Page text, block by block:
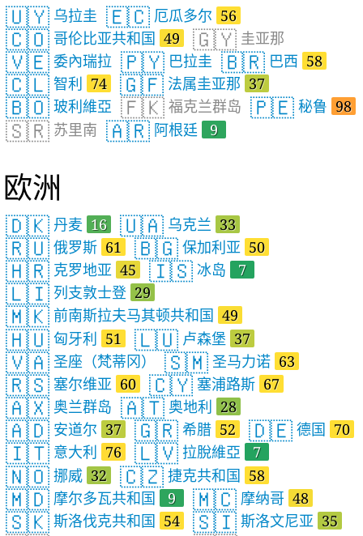
🇺🇾 乌拉圭 🇪🇨 厄瓜多尔 56
🇨🇴 哥伦比亚共和国 49 🇬🇾 圭亚那
🇻🇪 委內瑞拉 🇵🇾 巴拉圭 🇧🇷 巴西 58
🇨🇱 智利 74 🇬🇫 法属圭亚那 37
🇧🇴 玻利維亞 🇫🇰 福克兰群岛 🇵🇪 秘鲁 98
🇸🇷 苏里南 🇦🇷 阿根廷 9
欧洲
🇩🇰 丹麦 16 🇺🇦 乌克兰 33
🇷🇺 俄罗斯 61 🇧🇬 保加利亚 50
🇭🇷 克罗地亚 45 🇮🇸 冰岛 7
🇱🇮 列支敦士登 29
🇲🇰 前南斯拉夫马其顿共和国 49
🇭🇺 匈牙利 51 🇱🇺 卢森堡 37
🇻🇦 圣座（梵蒂冈） 🇸🇲 圣马力诺 63
🇷🇸 塞尔维亚 60 🇨🇾 塞浦路斯 67
🇦🇽 奥兰群岛 🇦🇹 奥地利 28
🇦🇩 安道尔 37 🇬🇷 希腊 52 🇩🇪 德国 70
🇮🇹 意大利 76 🇱🇻 拉脫維亞 7
🇳🇴 挪威 32 🇨🇿 捷克共和国 58
🇲🇩 摩尔多瓦共和国 9 🇲🇨 摩纳哥 48
🇸🇰 斯洛伐克共和国 54 🇸🇮 斯洛文尼亚 35